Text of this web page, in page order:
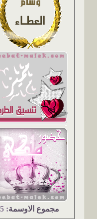
مجموع الاوسمة: 5